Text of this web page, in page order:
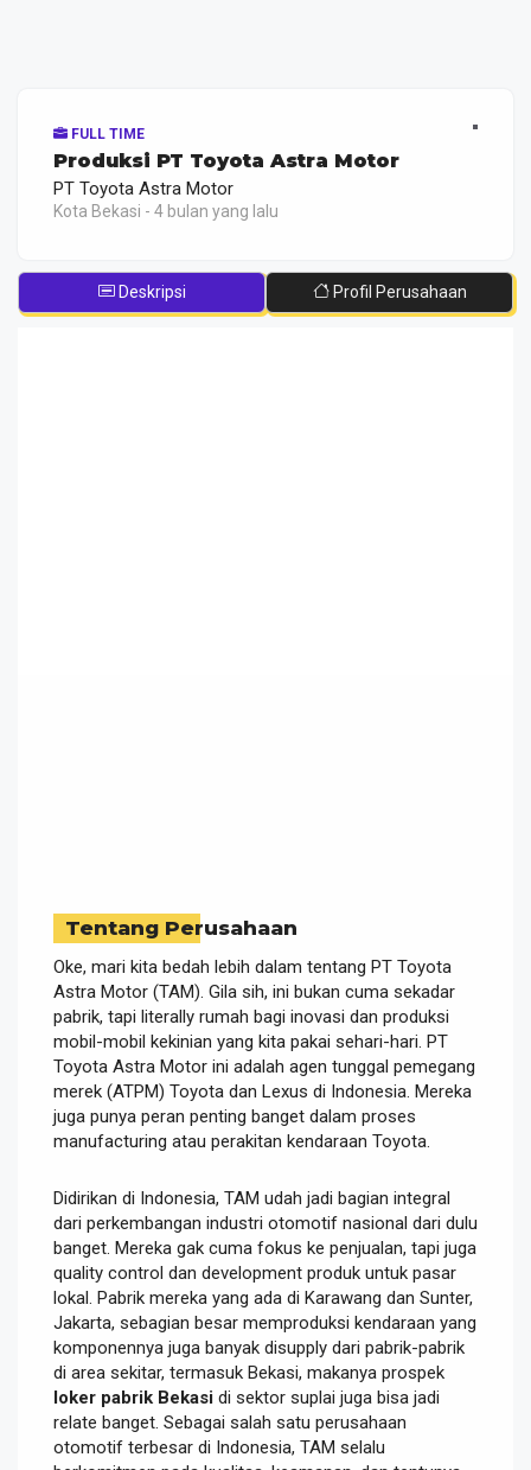
FULL TIME
Produksi PT Toyota Astra Motor
PT Toyota Astra Motor
Kota Bekasi - 4 bulan yang lalu
Deskripsi Profil Perusahaan
Tentang Perusahaan
Oke, mari kita bedah lebih dalam tentang PT Toyota
Astra Motor (TAM). Gila sih, ini bukan cuma sekadar
pabrik, tapi literally rumah bagi inovasi dan produksi
mobil-mobil kekinian yang kita pakai sehari-hari. PT
Toyota Astra Motor ini adalah agen tunggal pemegang
merek (ATPM) Toyota dan Lexus di Indonesia. Mereka
juga punya peran penting banget dalam proses
manufacturing atau perakitan kendaraan Toyota.
Didirikan di Indonesia, TAM udah jadi bagian integral
dari perkembangan industri otomotif nasional dari dulu
banget. Mereka gak cuma fokus ke penjualan, tapi juga
quality control dan development produk untuk pasar
lokal. Pabrik mereka yang ada di Karawang dan Sunter,
Jakarta, sebagian besar memproduksi kendaraan yang
komponennya juga banyak disupply dari pabrik-pabrik
di area sekitar, termasuk Bekasi, makanya prospek
loker pabrik Bekasi di sektor suplai juga bisa jadi
relate banget. Sebagai salah satu perusahaan
otomotif terbesar di Indonesia, TAM selalu